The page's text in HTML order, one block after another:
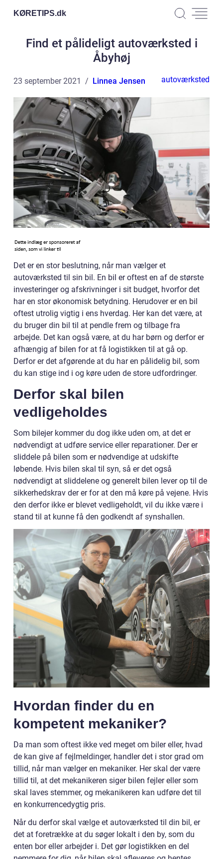
KØRETIPS.dk
Find et pålideligt autoværksted i
Åbyhøj
23 september 2021 Linnea Jensen autoværksted
Det er en stor beslutning, når man vælger et
autoværksted til sin bil. En bil er oftest en af de største
investeringer og afskrivninger i sit budget, hvorfor det
har en stor økonomisk betydning. Herudover er en bil
oftest utrolig vigtig i ens hverdag. Her kan det være, at
du bruger din bil til at pendle frem og tilbage fra
arbejde. Det kan også være, at du har børn og derfor er
afhængig af bilen for at få logistikken til at gå op.
Derfor er det afgørende at du har en pålidelig bil, som
du kan stige ind i og køre uden de store udfordringer.
Derfor skal bilen
vedligeholdes
Som bilejer kommer du dog ikke uden om, at det er
nødvendigt at udføre service eller reparationer. Der er
sliddele på bilen som er nødvendige at udskifte
løbende. Hvis bilen skal til syn, så er det også
nødvendigt at sliddelene og generelt bilen lever op til de
sikkerhedskrav der er for at den må køre på vejene. Hvis
den derfor ikke er blevet vedligeholdt, vil du ikke være i
stand til at kunne få den godkendt af synshallen.
Hvordan finder du en
kompetent mekaniker?
Da man som oftest ikke ved meget om biler eller, hvad
de kan give af fejlmeldinger, handler det i stor grad om
tillid, når man vælger en mekaniker. Her skal der være
tillid til, at det mekanikeren siger bilen fejler eller som
skal laves stemmer, og mekanikeren kan udføre det til
en konkurrencedygtig pris.
Når du derfor skal vælge et autoværksted til din bil, er
det at foretrække at du søger lokalt i den by, som du
enten bor eller arbejder i. Det gør logistikken en del